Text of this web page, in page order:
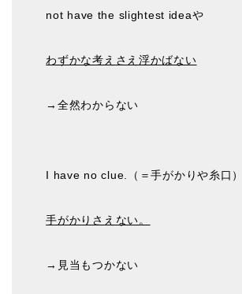
not have the slightest ideaや
わずかな考えさえ浮かばない
→全然わからない
I have no clue.（＝手がかりや糸口）
手がかりさえない。
→見当もつかない